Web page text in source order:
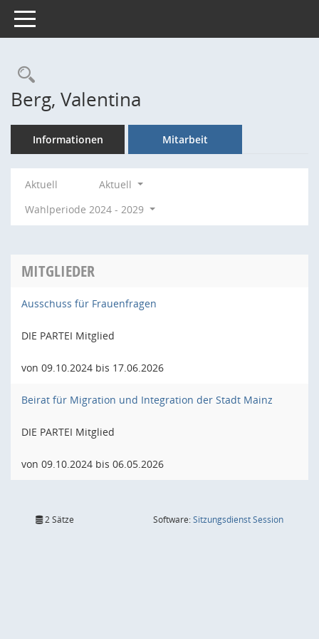
Toggle navigation
Rechercheauswahl
Berg, Valentina
Informationen Mitarbeit
Aktuell
Aktuell
Wahlperiode 2024 - 2029
MITGLIEDER
Ausschuss für Frauenfragen
DIE PARTEI Mitglied
von 09.10.2024 bis 17.06.2026
Beirat für Migration und Integration der Stadt Mainz
DIE PARTEI Mitglied
von 09.10.2024 bis 06.05.2026
2 Sätze Software:SitzungsdienstSession(Wird in